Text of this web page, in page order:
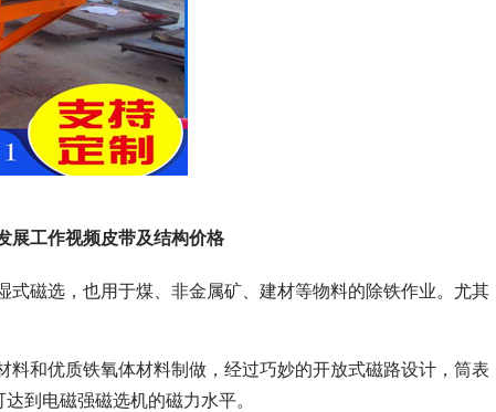
展工作视频皮带及结构价格
式磁选，也用于煤、非金属矿、建材等物料的除铁作业。尤其
和优质铁氧体材料制做，经过巧妙的开放式磁路设计，筒表
到电磁强磁选机的磁力水平。